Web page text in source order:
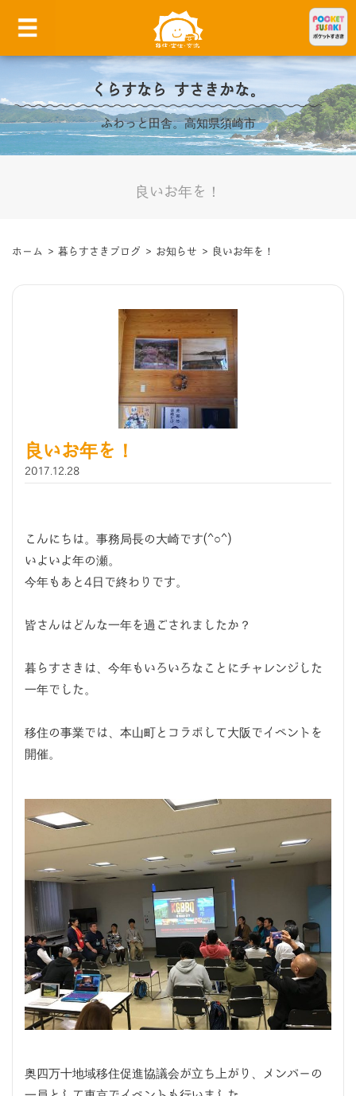
くらすなら すさきかな。
ふわっと田舎。高知県須崎市
良いお年を！
ホーム > 暮らすさきブログ > お知らせ > 良いお年を！
良いお年を！
2017.12.28
こんにちは。事務局長の大崎です(^○^)
いよいよ年の瀬。
今年もあと4日で終わりです。
皆さんはどんな一年を過ごされましたか？
暮らすさきは、今年もいろいろなことにチャレンジした
一年でした。
移住の事業では、本山町とコラボして大阪でイベントを
開催。
奥四万十地域移住促進協議会が立ち上がり、メンバーの